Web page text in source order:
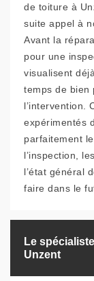
de toiture à
suite appel à
Avant la
pour une
visualisent
temps de bien
l’intervention.
expérimentés
parfaitement
l’inspection,
l’état général
faire dans le
Le
Unzent